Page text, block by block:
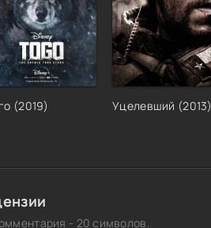
(2019) Уцелевший (2013)
- 20 символов.